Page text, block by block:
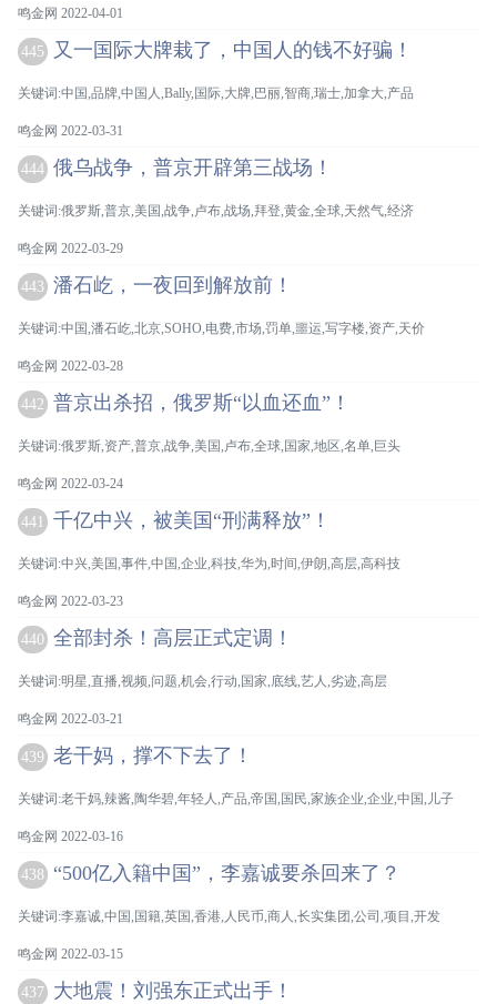
鸣金网 2022-04-01
445 又一国际大牌栽了，中国人的钱不好骗！
关键词:中国,品牌,中国人,Bally,国际,大牌,巴丽,智商,瑞士,加拿大,产品
鸣金网 2022-03-31
444 俄乌战争，普京开辟第三战场！
关键词:俄罗斯,普京,美国,战争,卢布,战场,拜登,黄金,全球,天然气,经济
鸣金网 2022-03-29
443 潘石屹，一夜回到解放前！
关键词:中国,潘石屹,北京,SOHO,电费,市场,罚单,噩运,写字楼,资产,天价
鸣金网 2022-03-28
442 普京出杀招，俄罗斯“以血还血”！
关键词:俄罗斯,资产,普京,战争,美国,卢布,全球,国家,地区,名单,巨头
鸣金网 2022-03-24
441 千亿中兴，被美国“刑满释放”！
关键词:中兴,美国,事件,中国,企业,科技,华为,时间,伊朗,高层,高科技
鸣金网 2022-03-23
440 全部封杀！高层正式定调！
关键词:明星,直播,视频,问题,机会,行动,国家,底线,艺人,劣迹,高层
鸣金网 2022-03-21
439 老干妈，撑不下去了！
关键词:老干妈,辣酱,陶华碧,年轻人,产品,帝国,国民,家族企业,企业,中国,儿子
鸣金网 2022-03-16
438 “500亿入籍中国”，李嘉诚要杀回来了？
关键词:李嘉诚,中国,国籍,英国,香港,人民币,商人,长实集团,公司,项目,开发
鸣金网 2022-03-15
437 大地震！刘强东正式出手！